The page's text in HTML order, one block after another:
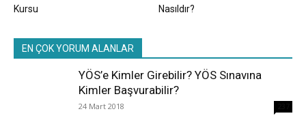
Kursu Nasıldır?
EN ÇOK YORUM ALANLAR
YÖS’e Kimler Girebilir? YÖS Sınavına
Kimler Başvurabilir?
24 Mart 2018